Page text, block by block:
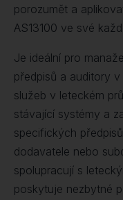
porozumět a
AS13100 ve své
Je ideální pro
předpisů a auditory
služeb v leteckém
stávající systémy a
specifických
dodavatele nebo
spolupracují s
poskytuje nezbytné